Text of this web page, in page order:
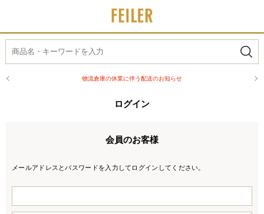
物流倉庫の休業に伴う配送のお知らせ
ログイン
会員のお客様
メールアドレスとパスワードを入力してログインしてください。